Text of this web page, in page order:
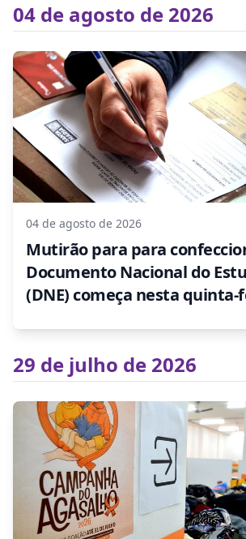
04 de agosto de 2026
04 de agosto de 2026
Mutirão para para
Documento Nacional do
(DNE) começa nesta quinta-
29 de julho de 2026